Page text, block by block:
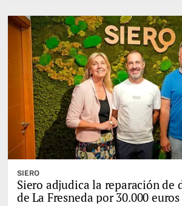
SIERO
Siero adjudica la reparación de
de La Fresneda por 30.000 euros